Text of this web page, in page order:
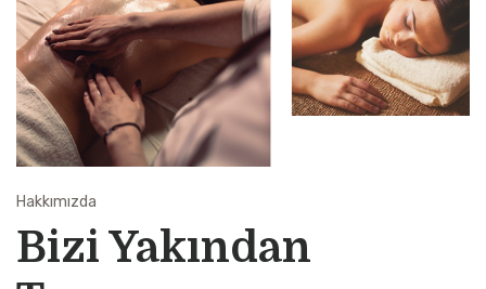
Hakkımızda
Bizi Yakından